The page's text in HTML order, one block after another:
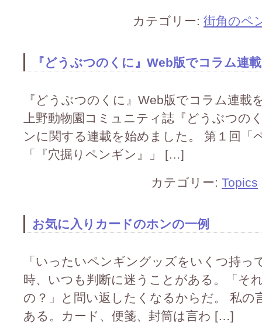
カテゴリー: 街角のペ
『どうぶつのくに』Web版でコラム連
『どうぶつのくに』Web版でコラム連載
上野動物園コミュニティ誌『どうぶつの
ンに関する連載を始めました。 第１回「
「『穴掘りペンギン』」 […]
カテゴリー: Topics
お気に入りカードのホンの一例
「いったいペンギングッズをいくつ持
時、いつも判断に迷うことがある。「そ
の？」と問い返したくなるからだ。 私の
ある。カード、便箋、封筒は言わ […]